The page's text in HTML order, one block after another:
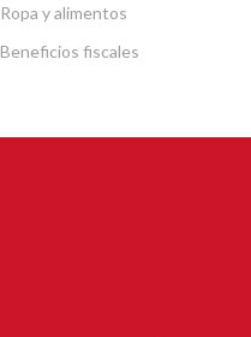
Ropa y alimentos
Beneficios fiscales